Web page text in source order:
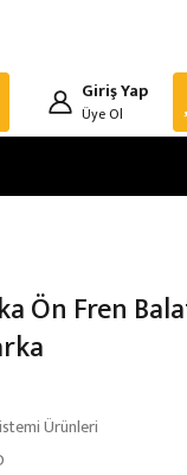
Giriş Yap
Üye Ol
Ön Fren
Ürünleri